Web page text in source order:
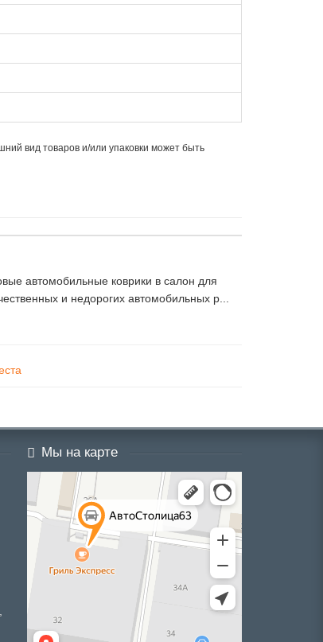
вид товаров и/или упаковки может быть
автомобильные коврики в салон для
и недорогих автомобильных р...
Мы на карте